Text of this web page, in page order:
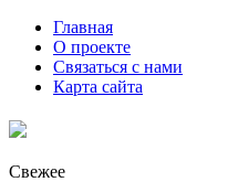
Главная
О проекте
Связаться с нами
Карта сайта
Свежее